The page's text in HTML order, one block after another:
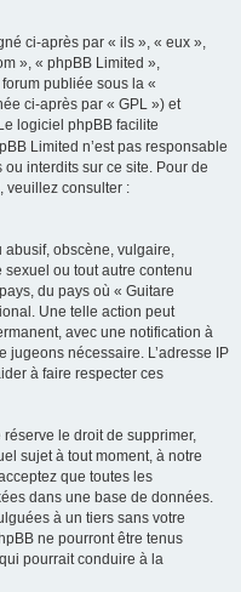
ci-après par « ils », « eux »,
», « phpBB Limited »,
publiée sous la «
ci-après par « GPL ») et
logiciel phpBB facilite
Limited n’est pas responsable
interdits sur ce site. Pour de
veuillez consulter :
abusif, obscène, vulgaire,
ou tout autre contenu
du pays où « Guitare
Une telle action peut
avec une notification à
jugeons nécessaire. L’adresse IP
à faire respecter ces
le droit de supprimer,
sujet à tout moment, à notre
que toutes les
dans une base de données.
à un tiers sans votre
ne pourront être tenus
pourrait conduire à la